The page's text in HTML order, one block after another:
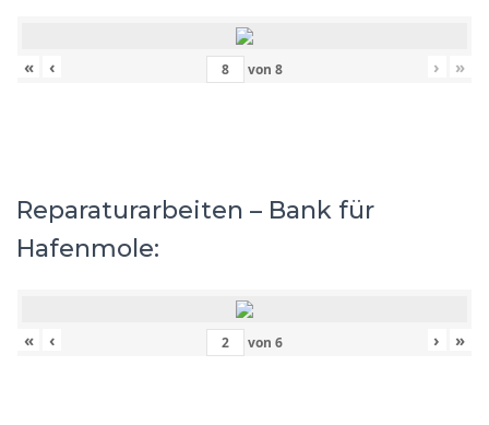
« ‹ von 8 › »
Reparaturarbeiten – Bank für
Hafenmole:
« ‹ von 6 › »